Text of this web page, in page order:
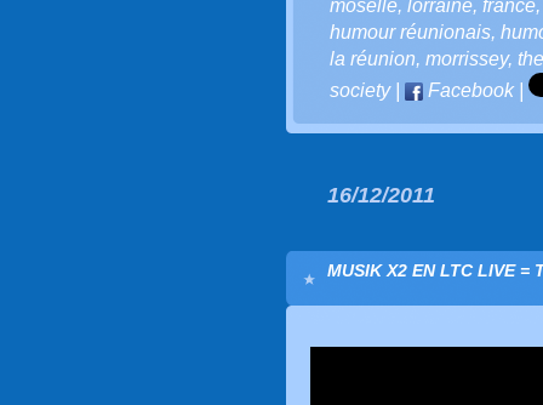
moselle, lorraine, france
humour réunionais,
la réunion, morrissey,
society| Facebook|
16/12/2011
MUSIK X2 EN LTC LIVE =